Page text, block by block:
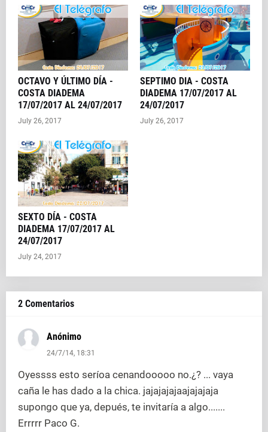
OCTAVO Y ÚLTIMO DÍA -
COSTA DIADEMA
17/07/2017 AL 24/07/2017
July 26, 2017
SEPTIMO DIA - COSTA
DIADEMA 17/07/2017 AL
24/07/2017
July 26, 2017
SEXTO DÍA - COSTA
DIADEMA 17/07/2017 AL
24/07/2017
July 24, 2017
2 Comentarios
Anónimo
24/7/14, 18:31
Oyessss esto seríoa cenandooooo no.¿? ... vaya
caña le has dado a la chica. jajajajajaajajajaja
supongo que ya, depués, te invitaría a algo.......
Errrrr Paco G.